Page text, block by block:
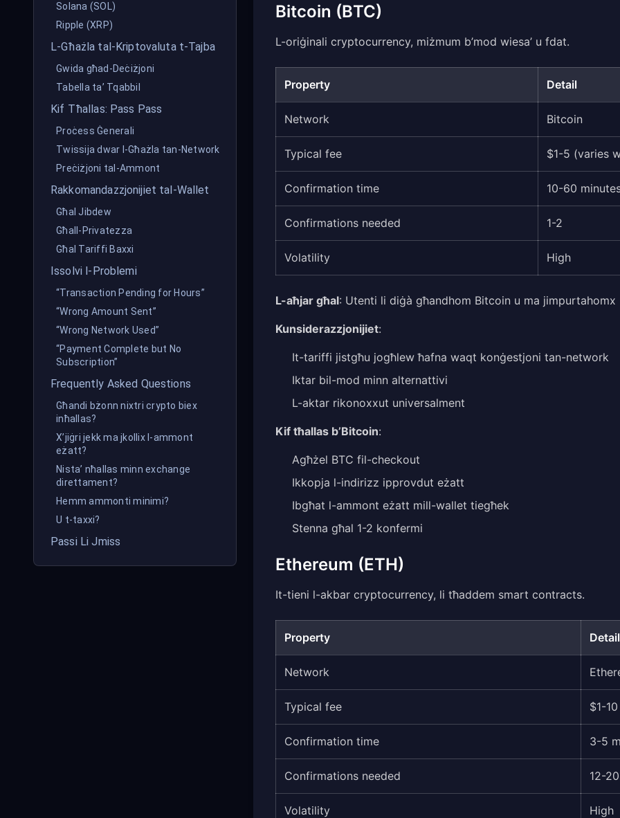
Solana (SOL)
Ripple (XRP)
L-Għażla tal-Kriptovaluta t-Tajba
Gwida għad-Deċiżjoni
Tabella ta’ Tqabbil
Kif Tħallas: Pass Pass
Proċess Ġenerali
Twissija dwar l-Għażla tan-Network
Preċiżjoni tal-Ammont
Rakkomandazzjonijiet tal-Wallet
Għal Jibdew
Għall-Privatezza
Għal Tariffi Baxxi
Issolvi l-Problemi
“Transaction Pending for Hours”
“Wrong Amount Sent”
“Wrong Network Used”
“Payment Complete but No
Subscription”
Frequently Asked Questions
Għandi bżonn nixtri crypto biex
inħallas?
X’jiġri jekk ma jkollix l-ammont
eżatt?
Nista’ nħallas minn exchange
direttament?
Hemm ammonti minimi?
U t-taxxi?
Passi Li Jmiss
Bitcoin (BTC)
L-oriġinali cryptocurrency, miżmum b’mod wiesa’ u fdat.
Property Detail
Network Bitcoin
Typical fee $1-5 (varies
Confirmation time 10-60
Confirmations needed 1-2
Volatility High
L-aħjar għal: Utenti li diġà għandhom Bitcoin u ma
Kunsiderazzjonijiet:
It-tariffi jistgħu jogħlew ħafna waqt konġestjoni tan-network
Iktar bil-mod minn alternattivi
L-aktar rikonoxxut universalment
Kif tħallas b’Bitcoin:
Agħżel BTC fil-checkout
Ikkopja l-indirizz ipprovdut eżatt
Ibgħat l-ammont eżatt mill-wallet tiegħek
Stenna għal 1-2 konfermi
Ethereum (ETH)
It-tieni l-akbar cryptocurrency, li tħaddem smart contracts.
Property Detail
Network
Typical fee $1-
Confirmation time 3-5
Confirmations needed 12-20
Volatility High